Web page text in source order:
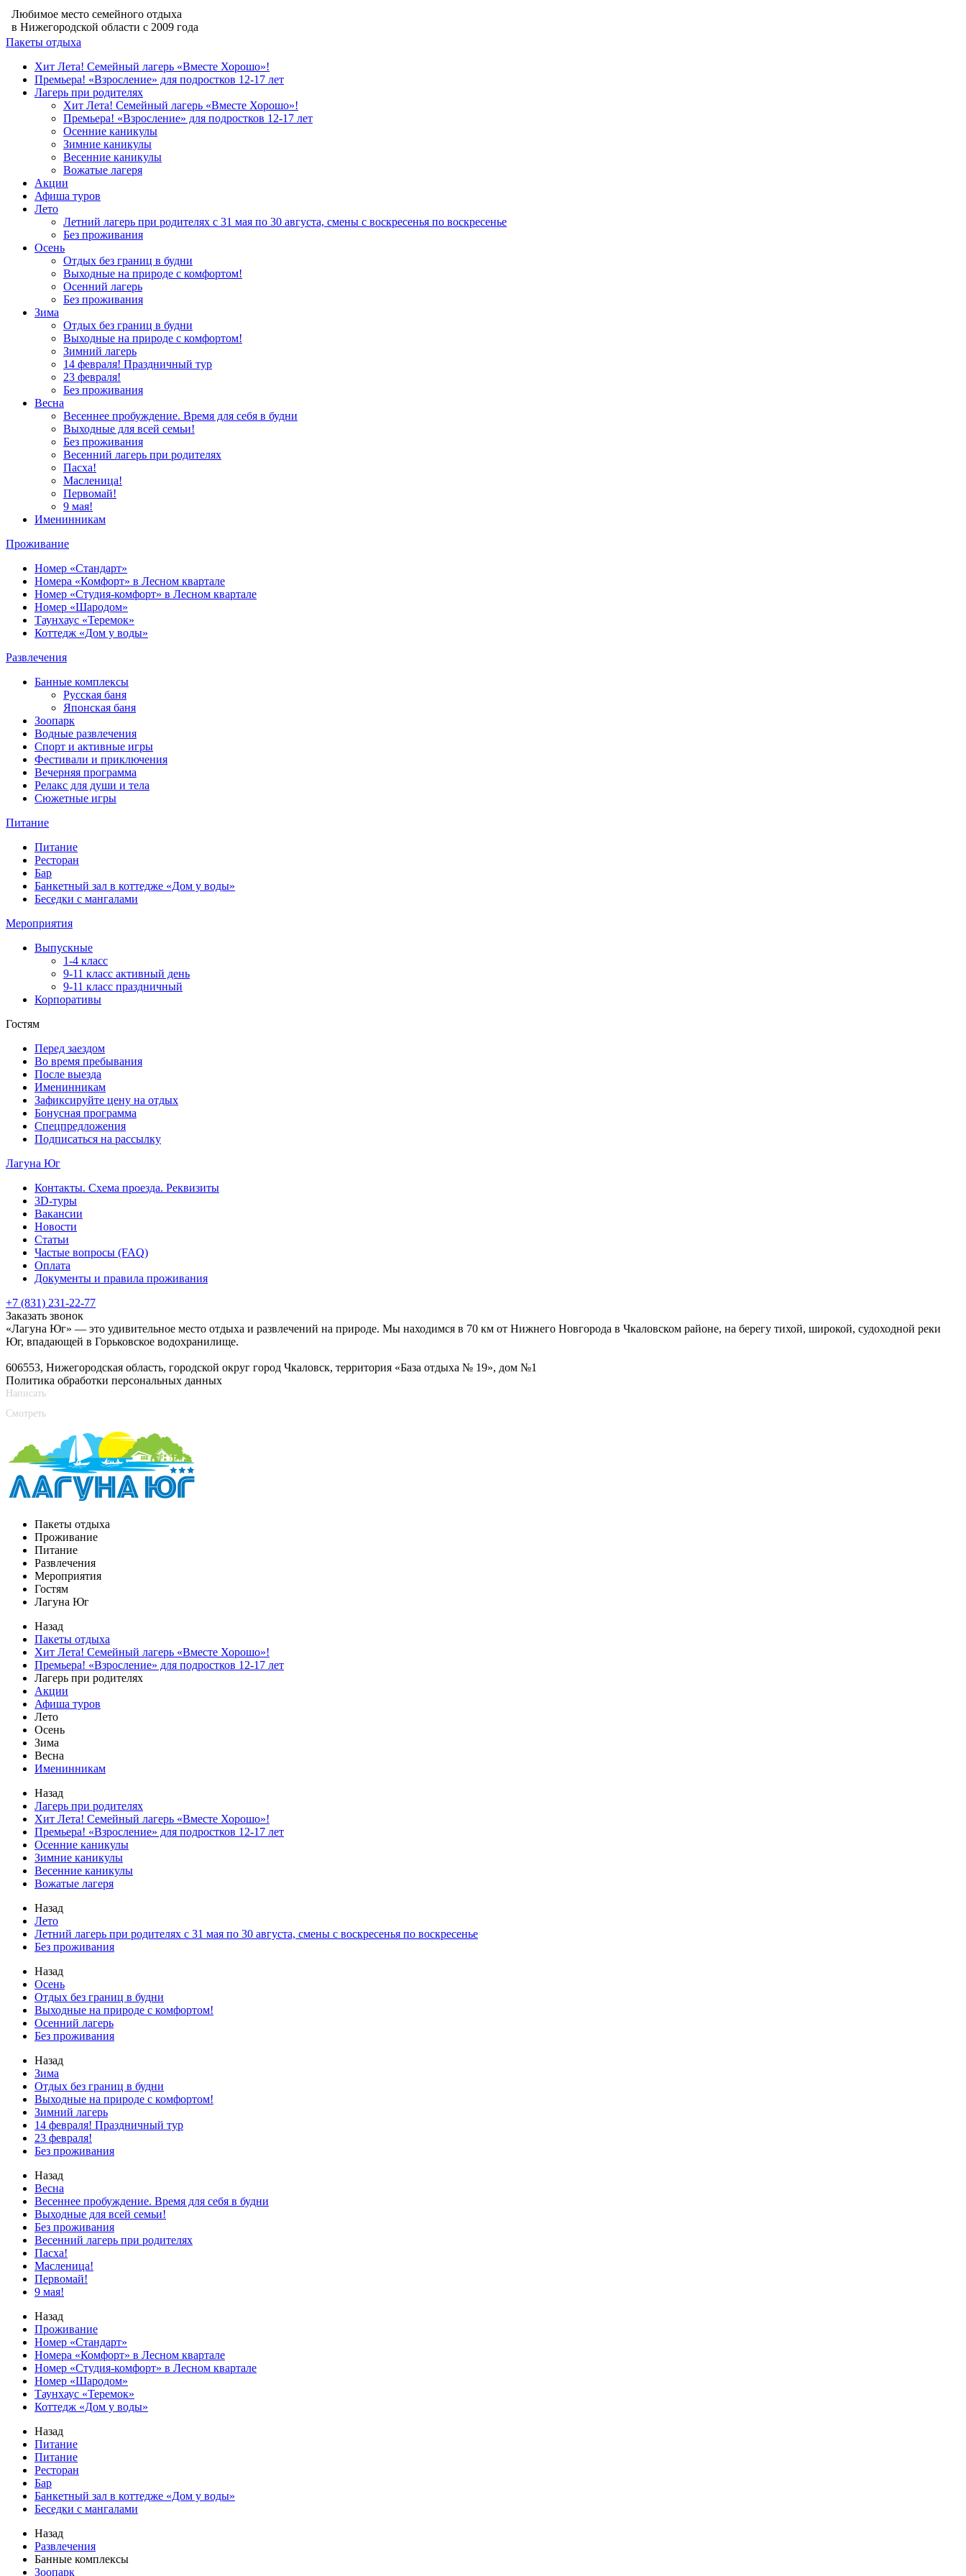
Любимое место семейного отдыха
в Нижегородской области с 2009 года
Пакеты отдыха
Хит Лета! Семейный лагерь «Вместе Хорошо»!
Премьера! «Взросление» для подростков 12‑17 лет
Лагерь при родителях
Хит Лета! Семейный лагерь «Вместе Хорошо»!
Премьера! «Взросление» для подростков 12‑17 лет
Осенние каникулы
Зимние каникулы
Весенние каникулы
Вожатые лагеря
Акции
Афиша туров
Лето
Летний лагерь при родителях с 31 мая по 30 августа, смены с воскресенья по воскресенье
Без проживания
Осень
Отдых без границ в будни
Выходные на природе с комфортом!
Осенний лагерь
Без проживания
Зима
Отдых без границ в будни
Выходные на природе с комфортом!
Зимний лагерь
14 февраля! Праздничный тур
23 февраля!
Без проживания
Весна
Весеннее пробуждение. Время для себя в будни
Выходные для всей семьи!
Без проживания
Весенний лагерь при родителях
Пасха!
Масленица!
Первомай!
9 мая!
Именинникам
Проживание
Номер «Стандарт»
Номера «Комфорт» в Лесном квартале
Номер «Студия‑комфорт» в Лесном квартале
Номер «Шародом»
Таунхаус «Теремок»
Коттедж «Дом у воды»
Развлечения
Банные комплексы
Русская баня
Японская баня
Зоопарк
Водные развлечения
Спорт и активные игры
Фестивали и приключения
Вечерняя программа
Релакс для души и тела
Сюжетные игры
Питание
Питание
Ресторан
Бар
Банкетный зал в коттедже «Дом у воды»
Беседки с мангалами
Мероприятия
Выпускные
1‑4 класс
9‑11 класс активный день
9‑11 класс праздничный
Корпоративы
Гостям
Перед заездом
Во время пребывания
После выезда
Именинникам
Зафиксируйте цену на отдых
Бонусная программа
Спецпредложения
Подписаться на рассылку
Лагуна Юг
Контакты. Схема проезда. Реквизиты
3D-туры
Вакансии
Новости
Статьи
Частые вопросы (FAQ)
Оплата
Документы и правила проживания
+7 (831) 231-22-77
Заказать звонок
«Лагуна Юг» — это удивительное место отдыха и развлечений на природе. Мы находимся в 70 км от Нижнего Новгорода в Чкаловском районе, на берегу тихой, широкой, судоходной реки
Юг, впадающей в Горьковское водохранилище.
606553, Нижегородская область, городской округ город Чкаловск, территория «База отдыха № 19», дом №1
Политика обработки персональных данных
Написать
Смотреть
Пакеты отдыха
Проживание
Питание
Развлечения
Мероприятия
Гостям
Лагуна Юг
Назад
Пакеты отдыха
Хит Лета! Семейный лагерь «Вместе Хорошо»!
Премьера! «Взросление» для подростков 12‑17 лет
Лагерь при родителях
Акции
Афиша туров
Лето
Осень
Зима
Весна
Именинникам
Назад
Лагерь при родителях
Хит Лета! Семейный лагерь «Вместе Хорошо»!
Премьера! «Взросление» для подростков 12‑17 лет
Осенние каникулы
Зимние каникулы
Весенние каникулы
Вожатые лагеря
Назад
Лето
Летний лагерь при родителях с 31 мая по 30 августа, смены с воскресенья по воскресенье
Без проживания
Назад
Осень
Отдых без границ в будни
Выходные на природе с комфортом!
Осенний лагерь
Без проживания
Назад
Зима
Отдых без границ в будни
Выходные на природе с комфортом!
Зимний лагерь
14 февраля! Праздничный тур
23 февраля!
Без проживания
Назад
Весна
Весеннее пробуждение. Время для себя в будни
Выходные для всей семьи!
Без проживания
Весенний лагерь при родителях
Пасха!
Масленица!
Первомай!
9 мая!
Назад
Проживание
Номер «Стандарт»
Номера «Комфорт» в Лесном квартале
Номер «Студия‑комфорт» в Лесном квартале
Номер «Шародом»
Таунхаус «Теремок»
Коттедж «Дом у воды»
Назад
Питание
Питание
Ресторан
Бар
Банкетный зал в коттедже «Дом у воды»
Беседки с мангалами
Назад
Развлечения
Банные комплексы
Зоопарк